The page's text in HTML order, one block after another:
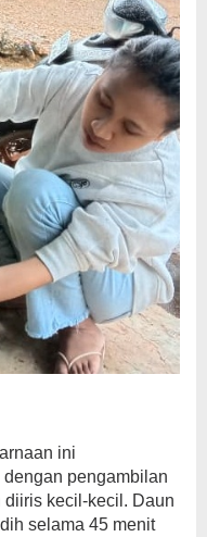
ini
pengambilan
kecil-kecil. Daun
selama 45 menit